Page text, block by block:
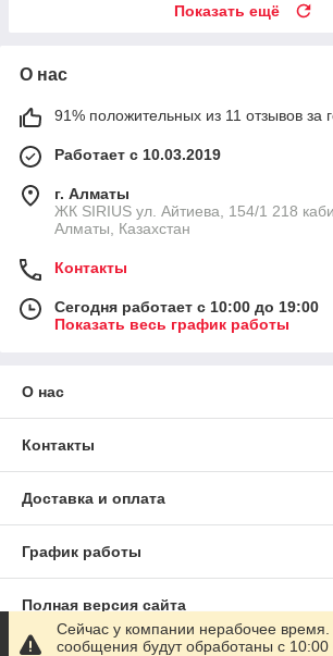
Показать ещё
О нас
91% положительных из 11 отзывов за
Работает с 10.03.2019
г. Алматы
​ЖК SIRIUS​ ул. Айтиева, 154/1​ 218
Алматы, Казахстан
Контакты
Сегодня работает с 10:00 до 19:00
Показать весь график работы
О нас
Контакты
Доставка и оплата
График работы
Полная версия сайта
Сейчас у компании нерабочее время.
сообщения будут обработаны с